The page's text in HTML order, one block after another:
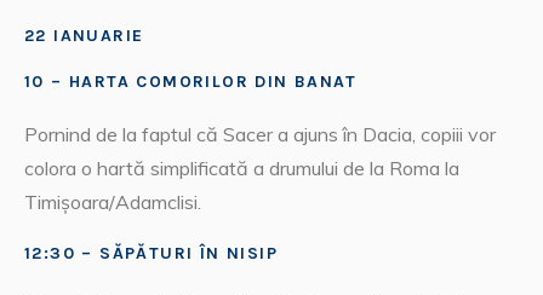
22 IANUARIE
10 – HARTA COMORILOR DIN BANAT
Pornind de la faptul că Sacer a ajuns în Dacia, copiii vor
colora o hartă simplificată a drumului de la Roma la
Timișoara/Adamclisi.
12:30 – SĂPĂTURI ÎN NISIP